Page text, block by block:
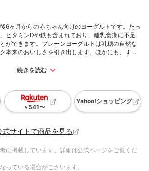
6ヶ月からの赤ちゃん向けのヨーグルトです。たっ
ビタミンDや鉄も含まれており、離乳食期に不足
ができます。プレーンヨーグルトは乳糖の自然な
本来のおいしさを引き出します。ほかにも、すり
おやつにぴったりです。
続きを読む
￥541〜
Yahoo!ショッピング
式サイトで商品を見る
に掲載しています。詳細は公式ページをご覧くだ
っている場合がございます。